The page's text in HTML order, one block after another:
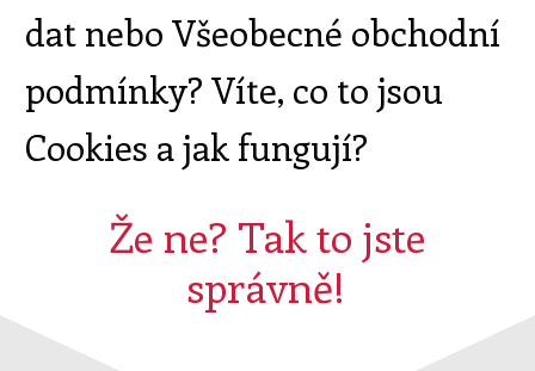
dat nebo Všeobecné obchodní
podmínky? Víte, co to jsou
Cookies a jak fungují?
Že ne? Tak to jste
správně!